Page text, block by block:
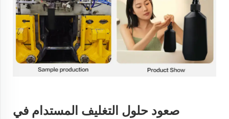
صعود حلول التغليف المستدام في